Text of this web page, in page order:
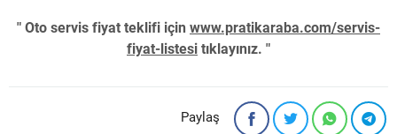
" Oto servis fiyat teklifi için www.pratikaraba.com/servis-
fiyat-listesi tıklayınız. "
Paylaş